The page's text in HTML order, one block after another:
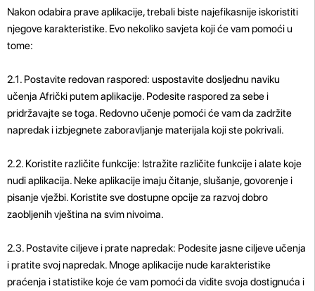
Nakon odabira prave aplikacije, trebali biste najefikasnije iskoristiti
njegove karakteristike. Evo nekoliko savjeta koji će vam pomoći u
tome:
2.1. Postavite redovan raspored: uspostavite dosljednu naviku
učenja Afrički putem aplikacije. Podesite raspored za sebe i
pridržavajte se toga. Redovno učenje pomoći će vam da zadržite
napredak i izbjegnete zaboravljanje materijala koji ste pokrivali.
2.2. Koristite različite funkcije: Istražite različite funkcije i alate koje
nudi aplikacija. Neke aplikacije imaju čitanje, slušanje, govorenje i
pisanje vježbi. Koristite sve dostupne opcije za razvoj dobro
zaobljenih vještina na svim nivoima.
2.3. Postavite ciljeve i prate napredak: Podesite jasne ciljeve učenja
i pratite svoj napredak. Mnoge aplikacije nude karakteristike
praćenja i statistike koje će vam pomoći da vidite svoja dostignuća i